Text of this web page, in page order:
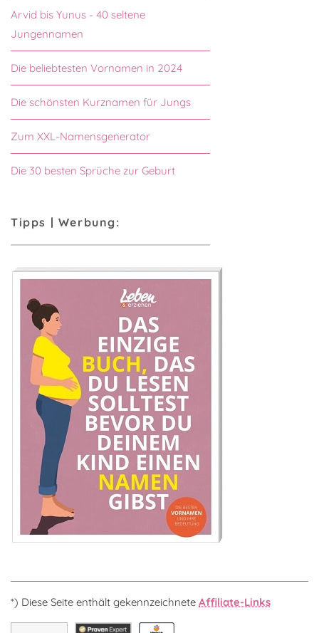
Arvid bis Yunus - 40 seltene
Jungennamen
Die beliebtesten Vornamen in 2024
Die schönsten Kurznamen für Jungs
Zum XXL-Namensgenerator
Die 30 besten Sprüche zur Geburt
Tipps | Werbung:
*) Diese Seite enthält gekennzeichnete Affiliate-Links